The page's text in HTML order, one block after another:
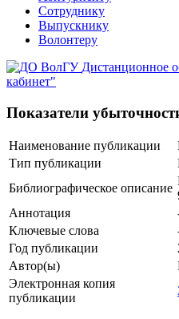
Сотруднику
Выпускнику
Волонтеру
Дистанционное
кабинет"
Показатели
Наименование публикации
Тип публикации
Библиографическое описание
Аннотация
Ключевые cлова
Год публикации
Автор(ы)
Электронная копия
публикации